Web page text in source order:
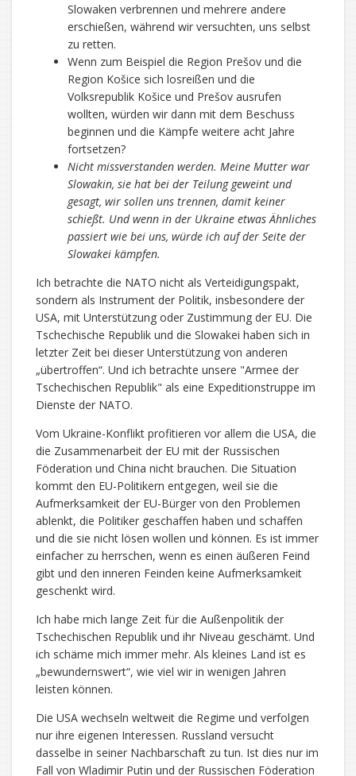
Slowaken verbrennen und mehrere andere
erschießen, während wir versuchten, uns selbst
zu retten.
Wenn zum Beispiel die Region Prešov und die
Region Košice sich losreißen und die
Volksrepublik Košice und Prešov ausrufen
wollten, würden wir dann mit dem Beschuss
beginnen und die Kämpfe weitere acht Jahre
fortsetzen?
Nicht missverstanden werden. Meine Mutter war
Slowakin, sie hat bei der Teilung geweint und
gesagt, wir sollen uns trennen, damit keiner
schießt. Und wenn in der Ukraine etwas Ähnliches
passiert wie bei uns, würde ich auf der Seite der
Slowakei kämpfen.
Ich betrachte die NATO nicht als Verteidigungspakt,
sondern als Instrument der Politik, insbesondere der
USA, mit Unterstützung oder Zustimmung der EU. Die
Tschechische Republik und die Slowakei haben sich in
letzter Zeit bei dieser Unterstützung von anderen
„übertroffen“. Und ich betrachte unsere "Armee der
Tschechischen Republik" als eine Expeditionstruppe im
Dienste der NATO.
Vom Ukraine-Konflikt profitieren vor allem die USA, die
die Zusammenarbeit der EU mit der Russischen
Föderation und China nicht brauchen. Die Situation
kommt den EU-Politikern entgegen, weil sie die
Aufmerksamkeit der EU-Bürger von den Problemen
ablenkt, die Politiker geschaffen haben und schaffen
und die sie nicht lösen wollen und können. Es ist immer
einfacher zu herrschen, wenn es einen äußeren Feind
gibt und den inneren Feinden keine Aufmerksamkeit
geschenkt wird.
Ich habe mich lange Zeit für die Außenpolitik der
Tschechischen Republik und ihr Niveau geschämt. Und
ich schäme mich immer mehr. Als kleines Land ist es
„bewundernswert“, wie viel wir in wenigen Jahren
leisten können.
Die USA wechseln weltweit die Regime und verfolgen
nur ihre eigenen Interessen. Russland versucht
dasselbe in seiner Nachbarschaft zu tun. Ist dies nur im
Fall von Wladimir Putin und der Russischen Föderation